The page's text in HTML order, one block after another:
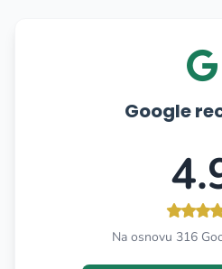
Google
Na osnovu 316